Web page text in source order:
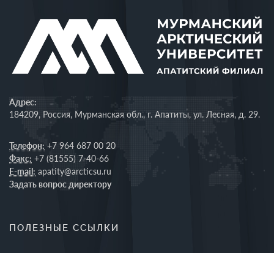
Адрес:
184209, Россия, Мурманская обл., г. Апатиты, ул. Лесная, д. 29.
Телефон: +7 964 687 00 20
Факс: +7 (81555) 7-40-66
E-mail: apatity@arcticsu.ru
Задать вопрос директору
ПОЛЕЗНЫЕ ССЫЛКИ